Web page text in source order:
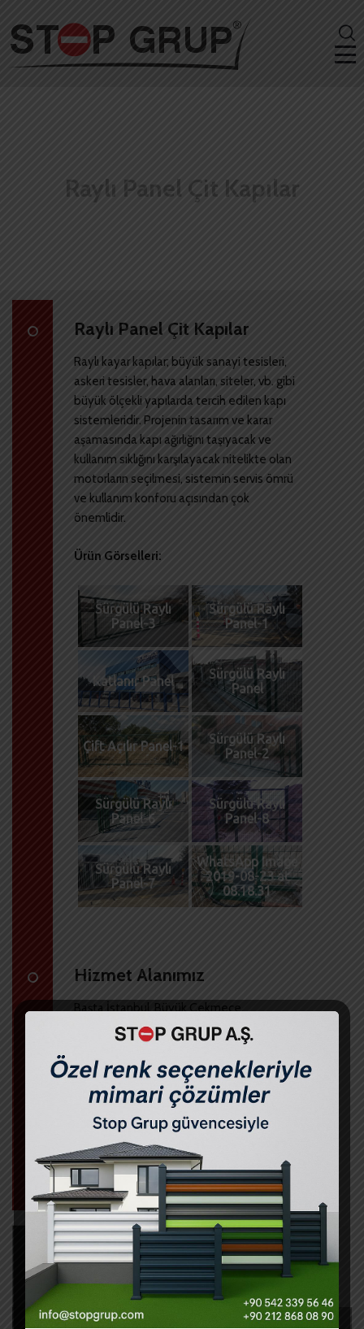
Raylı Panel Çit Kapılar
Raylı Panel Çit Kapılar
Raylı kayar kapılar; büyük sanayi tesisleri,
askeri tesisler, hava alanları, siteler, vb. gibi
büyük ölçekli yapılarda tercih edilen kapı
sistemleridir. Projenin tasarım ve karar
aşamasında kapı ağırlığını taşıyacak ve
kullanım sıklığını karşılayacak nitelikte olan
motorların seçilmesi, sistemin servis ömrü
ve kullanım konforu açısından çok
önemlidir.
Ürün Görselleri:
Sürgülü Raylı
Panel-3
Sürgülü Raylı
Panel-1
Katlanır Panel
Sürgülü Raylı
Panel
Çift Açılır Panel-1
Sürgülü Raylı
Panel-2
Sürgülü Raylı
Panel-6
Sürgülü Raylı
Panel-8
Sürgülü Raylı
Panel-7
WhatsApp Image
2019-08-23 at
08.18.31
Hizmet Alanımız
Başta İstanbul, Büyük Çekmece,
Beylikdüzü, Silivri olmak üzere Türkiye’nin
ve Dünyanın her yerine hizmet
vermekteyiz.
Dilerseniz çalışmalarımıza ait video
görüntülerine ulaşmak içinStopGrup
Youtubeadresine geçiş yapabilirsiniz. Her
zamanbize ulaşabilirve ayrıntılı bilgi
alabilirsiniz.